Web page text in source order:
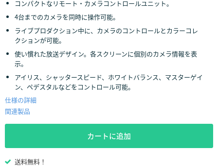
Italy
Japan
Korea
Mexico
Norway
コンパクトなリモート・カメラコントロールユニット。
4台までのカメラを同時に操作可能。
ライブプロダクション中に、カメラのコントロールとカラーコレ
クションが可能。
使い慣れた放送デザイン。各スクリーンに個別のカメラ情報を表
示。
アイリス、シャッタースピード、ホワイトバランス、マスターゲイ
ン、ペデスタルなどをコントロール可能。
仕様の詳細
関連製品
カートに追加
送料無料！